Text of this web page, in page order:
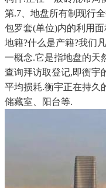
第.7、地盘所有制现行
包罗套(单位)内的利用
地籍?什么是产籍?我们
一概念.它是指地盘的天
查询拜访取登记,即衡宇
平均损耗.衡宇正在持久
储藏室、阳台等.